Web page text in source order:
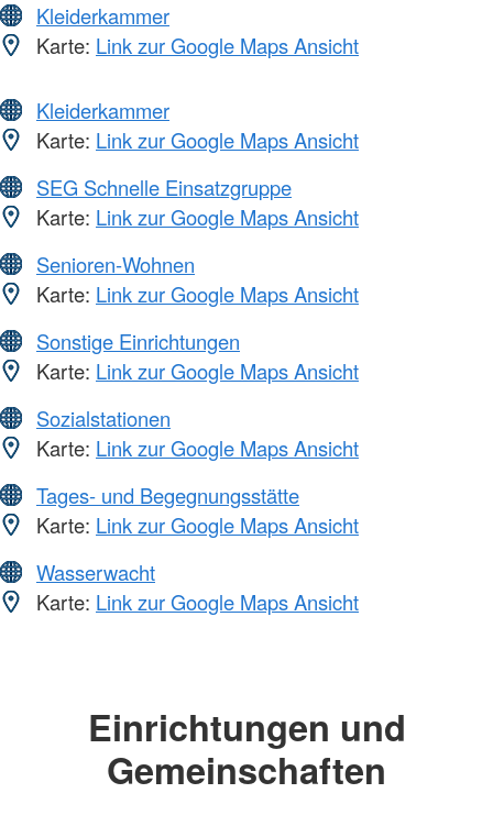
Kleiderkammer
Karte: Link zur Google Maps Ansicht
Kleiderkammer
Karte: Link zur Google Maps Ansicht
SEG Schnelle Einsatzgruppe
Karte: Link zur Google Maps Ansicht
Senioren-Wohnen
Karte: Link zur Google Maps Ansicht
Sonstige Einrichtungen
Karte: Link zur Google Maps Ansicht
Sozialstationen
Karte: Link zur Google Maps Ansicht
Tages- und Begegnungsstätte
Karte: Link zur Google Maps Ansicht
Wasserwacht
Karte: Link zur Google Maps Ansicht
Einrichtungen und
Gemeinschaften